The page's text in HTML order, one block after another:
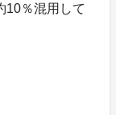
％混用して